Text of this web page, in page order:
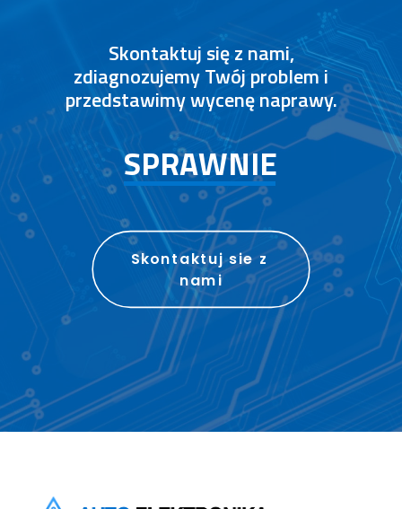
Skontaktuj się z nami,
zdiagnozujemy Twój problem i
przedstawimy wycenę naprawy.
PROFESJONA
Skontaktuj sie z
nami